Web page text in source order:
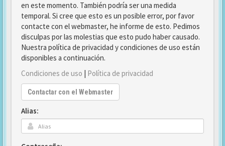
en este momento. También podría ser una medida
temporal. Si cree que esto es un posible error, por favor
contacte con el webmaster, he informe de esto. Pedimos
disculpas por las molestias que esto pudo haber causado.
Nuestra política de privacidad y condiciones de uso están
disponibles a continuación.
Condiciones de uso | Política de privacidad
Contactar con el Webmaster
Alias: